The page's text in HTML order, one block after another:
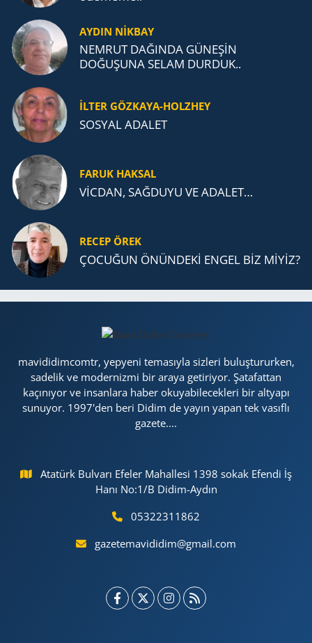
AYDIN NİKBAY
NEMRUT DAĞINDA GÜNEŞİN
DOĞUŞUNA SELAM DURDUK..
İLTER GÖZKAYA-HOLZHEY
SOSYAL ADALET
FARUK HAKSAL
VİCDAN, SAĞ­DU­YU VE ADA­LET…
RECEP ÖREK
ÇOCUĞUN ÖNÜNDEKİ ENGEL BİZ MİYİZ?
mavididimcomtr, yepyeni temasıyla sizleri buluştururken,
sadelik ve modernizmi bir araya getiriyor. Şatafattan
kaçınıyor ve insanlara haber okuyabilecekleri bir altyapı
sunuyor. 1997'den beri Didim de yayın yapan tek vasıflı
gazete....
Atatürk Bulvarı Efeler Mahallesi 1398 sokak Efendi İş
Hanı No:1/B Didim-Aydın
05322311862
gazetemavididim@gmail.com